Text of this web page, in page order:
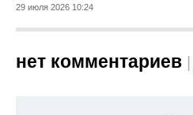
29 июля 2026 10:24
нет комментариев